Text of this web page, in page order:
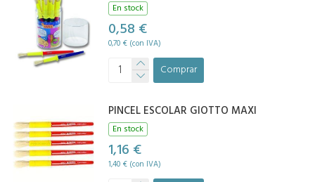
En stock
0,58 €
0,70 € (con IVA)
Comprar
PINCEL ESCOLAR GIOTTO MAXI
En stock
1,16 €
1,40 € (con IVA)